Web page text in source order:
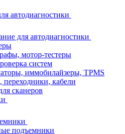
автодиагностики
для автодиагностики
мотор-тестеры
систем
иммобилайзеры, TPMS
переходники, кабели
сканеров
подъемники